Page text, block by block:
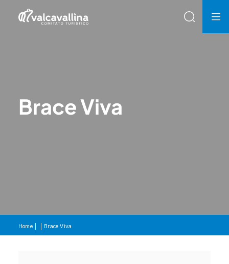
Brace Viva
Home Brace Viva